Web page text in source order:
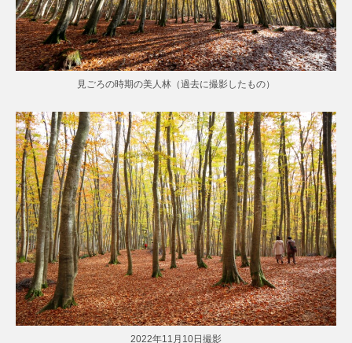
見ごろの時期の美人林（過去に撮影したもの）
2022年11月10日撮影